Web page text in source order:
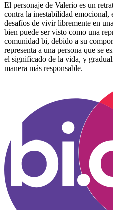
El personaje de Valerio es un
contra la inestabilidad emocional,
desafíos de vivir libremente en
bien puede ser visto como una
comunidad bi, debido a su
representa a una persona que se
el significado de la vida, y
manera más responsable.